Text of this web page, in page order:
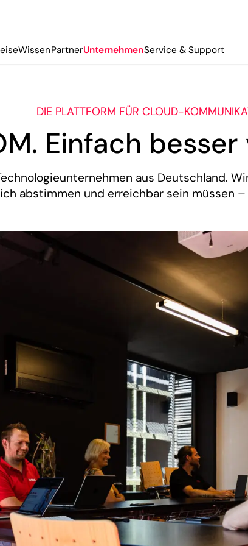
WissenPartnerUnternehmenService & Support
DIE PLATTFORM FÜR CLOUD-
Einfach
aus Deutschland.
abstimmen und erreichbar sein müssen